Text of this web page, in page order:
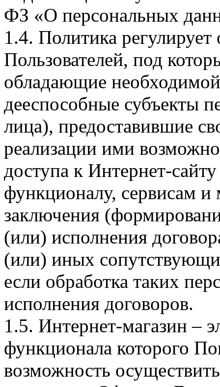
ФЗ «О персональных
1.4. Политика
Пользователей, под
обладающие
дееспособные субъекты
лица), предоставившие
реализации ими
доступа к Интернет-
функционалу, сервисам и
заключения
(или) исполнения
(или) иных
если обработка таких
исполнения договоров.
1.5. Интернет-магазин –
функционала которого
возможность